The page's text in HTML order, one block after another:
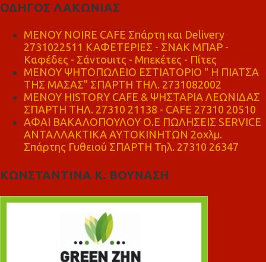
ΟΔΗΓΟΣ ΛΑΚΩΝΙΑΣ
MENOY NOIRE CAFE Σπάρτη και Delivery
2731022511 ΚΑΦΕΤΕΡΙΕΣ - ΣΝΑΚ ΜΠΑΡ -
Καφέδες - Σάντουιτς - Μπεκέτες - Πίτες
ΜΕΝΟΥ ΨΗΤΟΠΩΛΕΙΟ ΕΣΤΙΑΤΟΡΙΟ " Η ΠΙΑΤΣΑ
ΤΗΣ ΜΑΣΑΣ" ΣΠΑΡΤΗ ΤΗΛ. 2731082002
ΜΕΝΟΥ HISTORY CAFE & ΨΗΣΤΑΡΙΑ ΛΕΩΝΙΔΑΣ
ΣΠΑΡΤΗ ΤΗΛ. 27310 21138 - CAFE 27310 20510
ΑΦΑΙ ΒΑΚΑΛΟΠΟΥΛΟΥ Ο.Ε ΠΩΛΗΣΕΙΣ SERVICE
ΑΝΤΑΛΛΑΚΤΙΚΑ ΑΥΤΟΚΙΝΗΤΩΝ 2οχλμ.
Σπάρτης Γυθειού ΣΠΑΡΤΗ Τηλ. 27310 26347
ΚΩΝΣΤΑΝΤΙΝΑ Κ. ΒΟΥΝΑΣΗ